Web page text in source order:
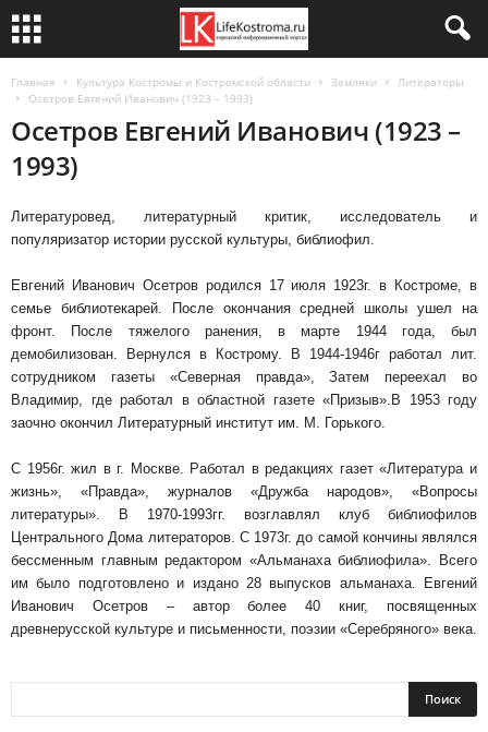
Главная Культура Костромы и Костромской области Земляки
Литераторы
Осетров Евгений Иванович (1923 – 1993)
Осетров Евгений Иванович (1923 –
1993)
Литературовед, литературный критик, исследователь и
популяризатор истории русской культуры, библиофил.
Евгений Иванович Осетров родился 17 июля 1923г. в Костроме, в
семье библиотекарей. После окончания средней школы ушел на
фронт. После тяжелого ранения, в марте 1944 года, был
демобилизован. Вернулся в Кострому. В 1944-1946г работал лит.
сотрудником газеты «Северная правда», Затем переехал во
Владимир, где работал в областной газете «Призыв».В 1953 году
заочно окончил Литературный институт им. М. Горького.
С 1956г. жил в г. Москве. Работал в редакциях газет «Литература и
жизнь», «Правда», журналов «Дружба народов», «Вопросы
литературы». В 1970-1993гг. возглавлял клуб библиофилов
Центрального Дома литераторов. С 1973г. до самой кончины являлся
бессменным главным редактором «Альманаха библиофила». Всего
им было подготовлено и издано 28 выпусков альманаха. Евгений
Иванович Осетров – автор более 40 книг, посвященных
древнерусской культуре и письменности, поэзии «Серебряного» века.